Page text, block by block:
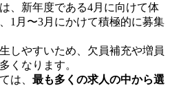
、新年度である4月に向けて体
1月〜3月にかけて積極的に募集
しやすいため、欠員補充や増員
くなります。
は、 最も多くの求人の中から選